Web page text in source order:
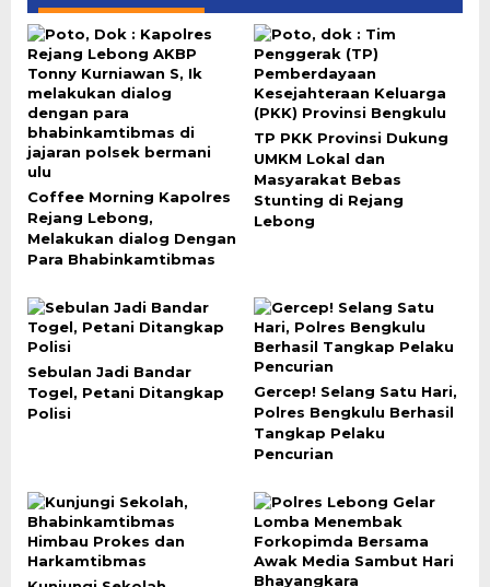
Coffee Morning Kapolres
Rejang Lebong,
Melakukan dialog Dengan
Para Bhabinkamtibmas
TP PKK Provinsi Dukung
UMKM Lokal dan
Masyarakat Bebas
Stunting di Rejang
Lebong
Sebulan Jadi Bandar
Togel, Petani Ditangkap
Polisi
Gercep! Selang Satu Hari,
Polres Bengkulu Berhasil
Tangkap Pelaku
Pencurian